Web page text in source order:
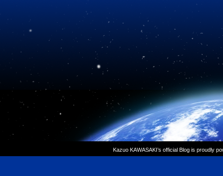
Kazuo KAWASAKI’s official Blog is proudly